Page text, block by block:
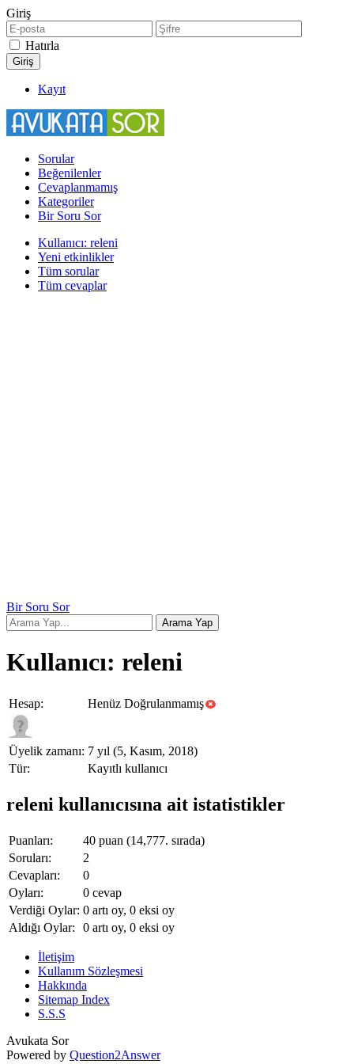
Giriş
Hatırla
Kayıt
Sorular
Beğenilenler
Cevaplanmamış
Kategoriler
Bir Soru Sor
Kullanıcı: releni
Yeni etkinlikler
Tüm sorular
Tüm cevaplar
Bir Soru Sor
Kullanıcı: releni
Hesap: Henüz Doğrulanmamış
Üyelik zamanı: 7 yıl (5, Kasım, 2018)
Tür:
Kayıtlı kullanıcı
releni kullanıcısına ait istatistikler
Puanları: 40 puan (14,777. sırada)
Soruları:
2
Cevapları:
0
Oyları:
0 cevap
Verdiği Oylar: 0 artı oy, 0 eksi oy
Aldığı Oylar:
0 artı oy, 0 eksi oy
İletişim
Kullanım Sözleşmesi
Hakkında
Sitemap Index
S.S.S
Avukata Sor
Powered by Question2Answer